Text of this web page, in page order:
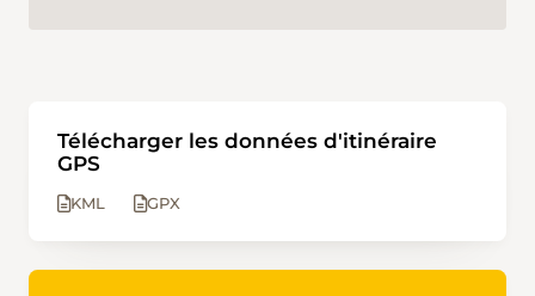
Télécharger les données d'itinéraire
GPS
KML GPX